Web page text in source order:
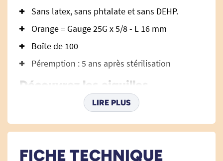
Sans latex, sans phtalate et sans DEHP.
Orange = Gauge 25G x 5/8 - L 16 mm
Boîte de 100
Péremption : 5 ans après stérilisation
Découvrez les aiguilles
hypodermiques BD Microlance
L'aiguille hypodermique Becton Dickinson
LIRE PLUS
FICHE TECHNIQUE